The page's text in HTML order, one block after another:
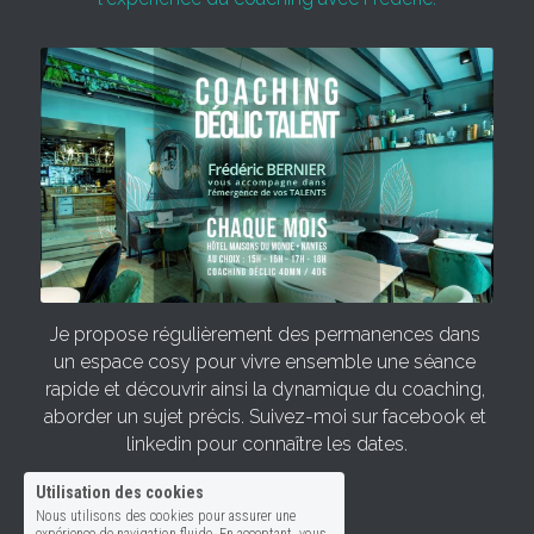
Je propose régulièrement des permanences dans
un espace cosy pour vivre ensemble une séance
rapide et découvrir ainsi la dynamique du coaching,
aborder un sujet précis. Suivez-moi sur facebook et
linkedin pour connaître les dates.
Utilisation des cookies
Nous utilisons des cookies pour assurer une